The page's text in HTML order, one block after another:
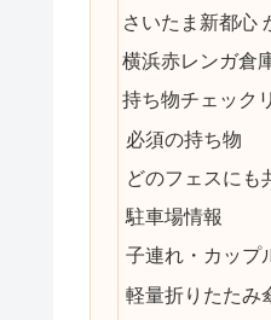
さいたま新都心
横浜赤レンガ倉
持ち物チェック
必須の持ち物
どのフェスにも
駐車場情報
子連れ・カップ
軽量折りたたみ